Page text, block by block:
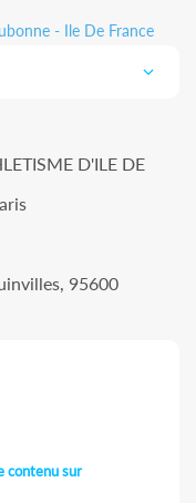
- Ile De France
D'ILE DE
95600
contenu sur